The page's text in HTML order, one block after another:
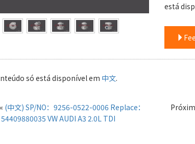
está
só está disponível em 中文.
(中文) SP/NO：9256-0522-0006 Replace：
VW AUDI A3 2.0L TDI